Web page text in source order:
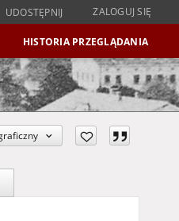
UDOSTĘPNIJ ZALOGUJ SIĘ
HISTORIA PRZEGLĄDANIA